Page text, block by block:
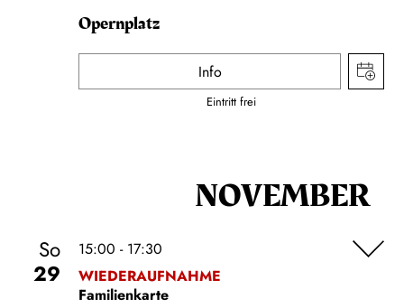
Opernplatz
Info
Eintritt frei
NOVEMBER
So
29
15:00 - 17:30
WIEDERAUFNAHME
Familienkarte